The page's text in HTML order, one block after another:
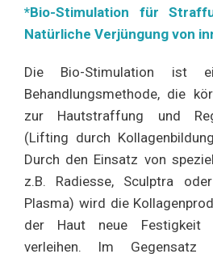
*Bio-Stimulation für
Natürliche Verjüngung von
Die Bio-Stimulation ist
Behandlungsmethode, die
zur Hautstraffung und
(Lifting durch
Durch den Einsatz von
z.B. Radiesse, Sculptra
Plasma) wird die
der Haut neue Festigkeit
verleihen. Im Gegensatz